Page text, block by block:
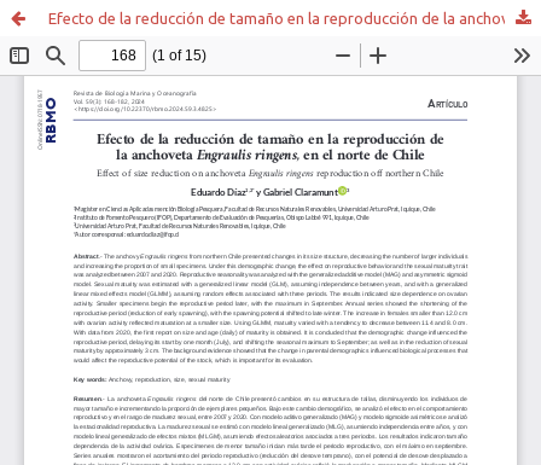
Efecto de la reducción de tamaño en la reproducción de la anchoveta Engraulis ringens, en el norte de Chile